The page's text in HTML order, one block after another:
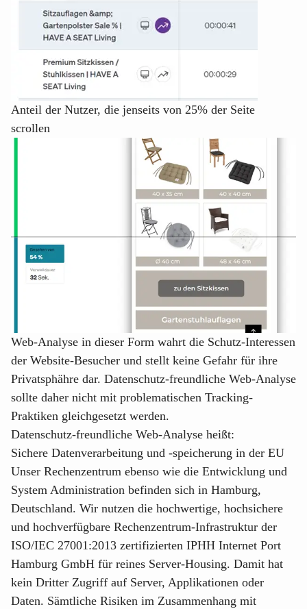
Anteil der Nutzer, die jenseits von 25% der Seite
scrollen
Web-Analyse in dieser Form wahrt die Schutz-Interessen
der Website-Besucher und stellt keine Gefahr für ihre
Privatsphähre dar. Datenschutz-freundliche Web-Analyse
sollte daher nicht mit problematischen Tracking-
Praktiken gleichgesetzt werden.
Datenschutz-freundliche Web-Analyse heißt:
Sichere Datenverarbeitung und -speicherung in der EU
Unser Rechenzentrum ebenso wie die Entwicklung und
System Administration befinden sich in Hamburg,
Deutschland. Wir nutzen die hochwertige, hochsichere
und hochverfügbare Rechenzentrum-Infrastruktur der
ISO/IEC 27001:2013 zertifizierten IPHH Internet Port
Hamburg GmbH für reines Server-Housing. Damit hat
kein Dritter Zugriff auf Server, Applikationen oder
Daten. Sämtliche Risiken im Zusammenhang mit